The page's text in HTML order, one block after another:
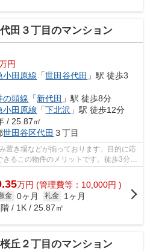
田３丁目のマンション
円
小田原線 「世田谷代田 」駅 徒歩3
の頭線 「新代田 」駅 徒歩8分
小田原線 「下北沢 」駅 徒歩12分
/ 25.87㎡
世田谷区代田 ３丁目
置き場などが揃っております。目的に応
るこの物件のメリットです。徒歩3分で
強...
万円 (管理費等：10,000円 )
金 0ヶ月 礼金
1ヶ月
/ 1K / 25.87㎡
丘２丁目のマンション